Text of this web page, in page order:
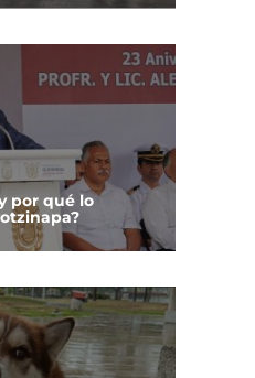
por qué lo